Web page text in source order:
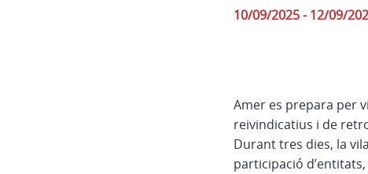
10/09/2025 - 12/09/
Amer es prepara per
reivindicatius i de
Durant tres dies, la
participació